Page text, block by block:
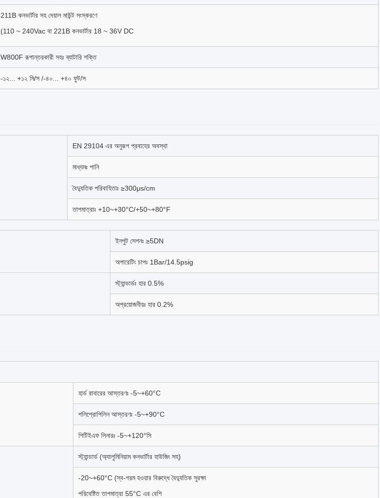
211B কনভার্টার সহ দেয়াল মাউন্ট সংস্করণে
(110 ~ 240Vac বা 221B কনভার্টার 18 ~ 36V DC
W800F রূপান্তরকারী সহঃ ব্যাটারি শক্তি
-১২... +১২ মি/স /-৪০... +৪০ ফুট/স
EN 29104 এর অনুরূপ প্রবাহের অবস্থা
মাধ্যমঃ পানি
বৈদ্যুতিক পরিবাহিতাঃ ≥300μs/cm
তাপমাত্রাঃ +10~+30°C/+50~+80°F
ইনপুট সেশনঃ ≥5DN
অপারেটিং চাপঃ 1Bar/14.5psig
স্ট্যান্ডার্ডঃ হার 0.5%
অপ্রয়োজনীয়ঃ হার 0.2%
হার্ড রাবারের আস্তরণঃ -5~+60°C
পলিপ্রোপিলিন আস্তরণঃ -5~+90°C
পিটিইএফ লিনারঃ -5~+120°সি
স্ট্যান্ডার্ড (অ্যালুমিনিয়াম কনভার্টার হাউজিং সহ)
-20~+60°C (স্ব-গরম হওয়ার বিরুদ্ধে বৈদ্যুতিক সুরক্ষা
পরিবেষ্টিত তাপমাত্রা 55°C এর বেশি